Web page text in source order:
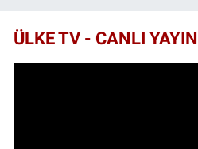
ÜLKE TV - CANLI YAYIN